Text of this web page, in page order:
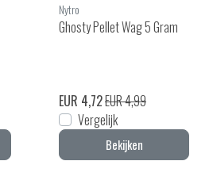
Nytro
Ghosty Pellet Wag 5 Gram
EUR 4,72EUR 4,99
Vergelijk
Bekijken